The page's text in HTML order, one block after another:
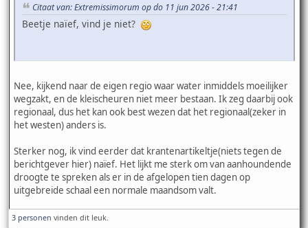
Citaat van: Extremissimorum op do 11 jun 2026 - 21:41
Beetje naïef, vind je niet?
Nee, kijkend naar de eigen regio waar water inmiddels moeilijker
wegzakt, en de kleischeuren niet meer bestaan. Ik zeg daarbij ook
regionaal, dus het kan ook best wezen dat het regionaal(zeker in
het westen) anders is.
Sterker nog, ik vind eerder dat krantenartikeltje(niets tegen de
berichtgever hier) naïef. Het lijkt me sterk om van aanhoundende
droogte te spreken als er in de afgelopen tien dagen op
uitgebreide schaal een normale maandsom valt.
3 personen vinden dit leuk.